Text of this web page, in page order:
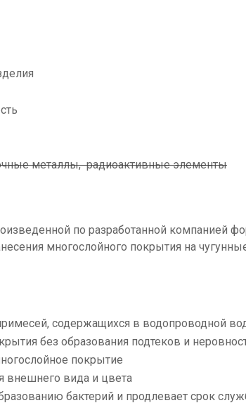
металлы, радиоактивные элементы
по разработанной компанией
многослойного покрытия на
содержащихся в водопроводной
без образования подтеков и
покрытие
внешнего вида и цвета
бактерий и продлевает срок